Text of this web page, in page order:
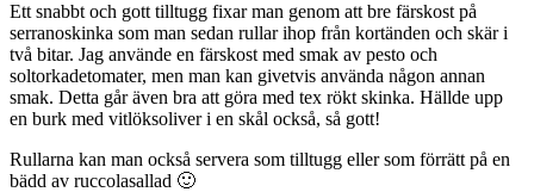
Ett snabbt och gott tilltugg fixar man genom att bre färskost på
serranoskinka som man sedan rullar ihop från kortänden och skär i
två bitar. Jag använde en färskost med smak av pesto och
soltorkadetomater, men man kan givetvis använda någon annan
smak. Detta går även bra att göra med tex rökt skinka. Hällde upp
en burk med vitlöksoliver i en skål också, så gott!
Rullarna kan man också servera som tilltugg eller som förrätt på en
bädd av ruccolasallad 🙂